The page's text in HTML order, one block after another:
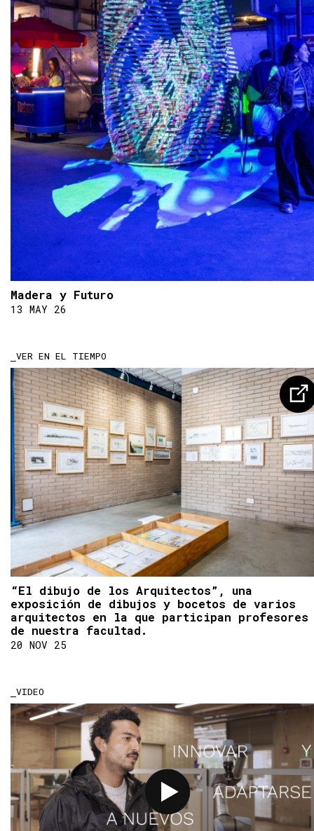
Madera y Futuro
13 MAY 26
VER EN EL TIEMPO
“El dibujo de los Arquitectos”, una
exposición de dibujos y bocetos de varios
arquitectos en la que participan profesores
de nuestra facultad.
20 NOV 25
VIDEO